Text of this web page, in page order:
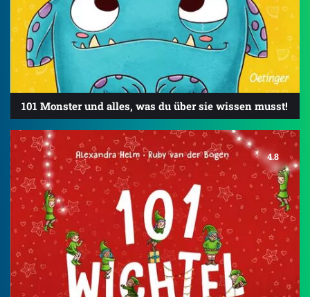
101 Monster und alles, was du über sie wissen musst!
4.8